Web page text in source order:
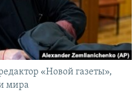
«Новой газеты»,
мира